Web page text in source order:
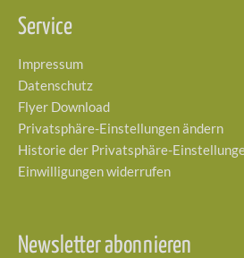
Service
Impressum
Datenschutz
Flyer Download
Privatsphäre-Einstellungen ändern
Historie der Privatsphäre-
Einwilligungen widerrufen
Newsletter abonnieren